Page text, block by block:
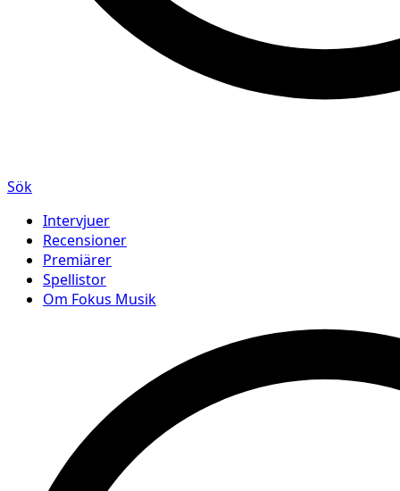
Sök
Intervjuer
Recensioner
Premiärer
Spellistor
Om Fokus Musik